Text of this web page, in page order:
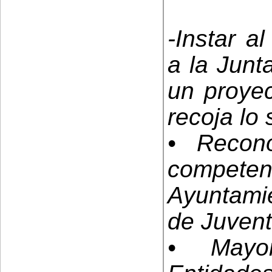
-Instar
a la
un
recoja lo
•
de
•